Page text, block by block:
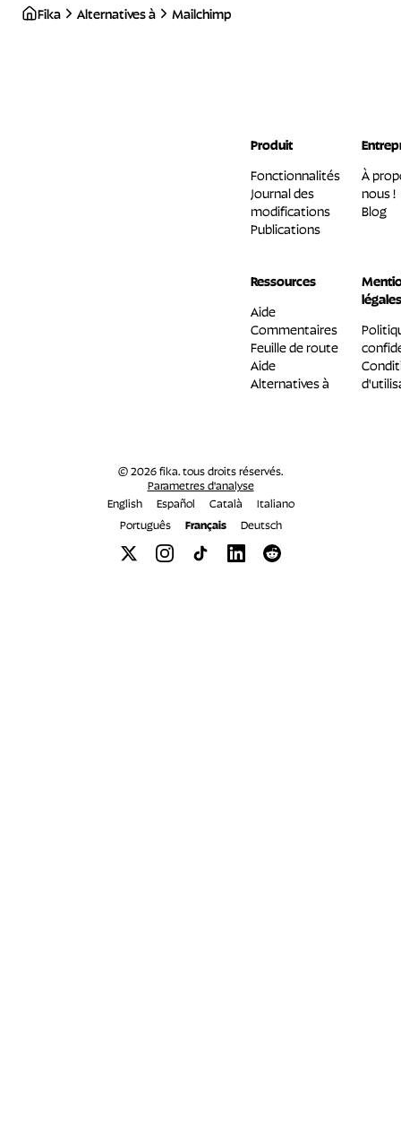
Fika Alternatives à Mailchimp
Produit
Fonctionnalités
Journal des
modifications
Publications
À
nous !
Blog
Ressources
Aide
Commentaires
Feuille de route
Aide
Alternatives à
légales
© 2026 fika. tous droits réservés.
Parametres d'analyse
English
Español Català
Italiano
Português
Français Deutsch